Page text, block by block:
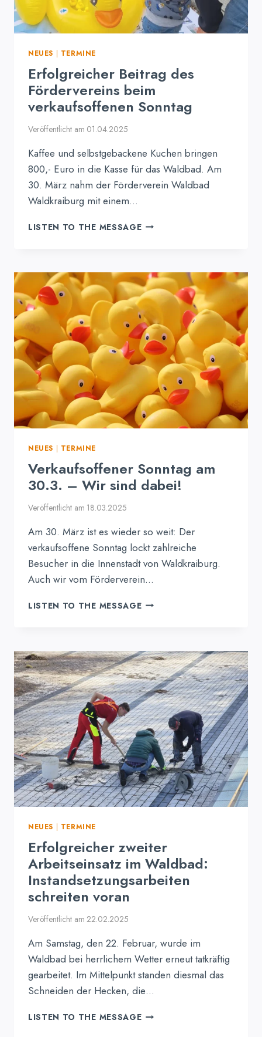
NEUES | TERMINE
Erfolgreicher Beitrag des
Fördervereins beim
verkaufsoffenen Sonntag
Veröffentlicht am 01.04.2025
Kaffee und selbstgebackene Kuchen bringen
800,- Euro in die Kasse für das Waldbad. Am
30. März nahm der Förderverein Waldbad
Waldkraiburg mit einem…
LISTEN TO THE MESSAGEERFOLGREICHER
BEIM
VERKAUFSOFFENEN
SONNTAG
NEUES | TERMINE
Verkaufsoffener Sonntag am
30.3. – Wir sind dabei!
Veröffentlicht am 18.03.2025
Am 30. März ist es wieder so weit: Der
verkaufsoffene Sonntag lockt zahlreiche
Besucher in die Innenstadt von Waldkraiburg.
Auch wir vom Förderverein…
LISTEN TO THE MESSAGEVERKAUFSOFFENER
–
WIR
SIND
DABEI!
NEUES TERMINE
Erfolgreicher zweiter
Arbeitseinsatz im Waldbad:
Instandsetzungsarbeiten
schreiten voran
Veröffentlicht am 22.02.2025
Am Samstag, den 22. Februar, wurde im
Waldbad bei herrlichem Wetter erneut tatkräftig
gearbeitet. Im Mittelpunkt standen diesmal das
Schneiden der Hecken, die…
LISTEN TO THE MESSAGEERFOLGREICHER